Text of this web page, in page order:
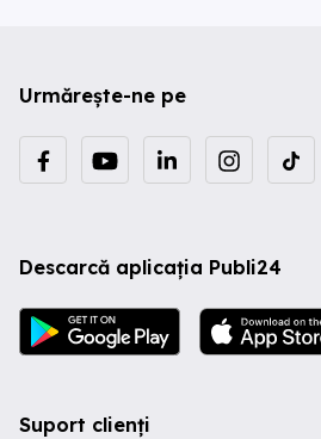
Urmărește-ne pe
Descarcă aplicația Publi24
Suport clienți